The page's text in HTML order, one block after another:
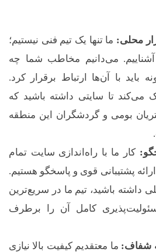
محلی: ما تنها یک تیم فنی نیستیم؛
آشناییم. می‌دانیم مخاطب شما چه
باید با آن‌ها ارتباط برقرار کرد.
می‌کند تا سایتی داشته باشید که
بومی و گردشگران این منطقه
کار ما با راه‌اندازی سایت تمام
پشتیبانی قوی و پاسخگو هستیم.
داشته باشید، تیم ما در سریع‌ترین
کامل آن را برطرف
شفاف: ما معتقدیم کیفیت بالا نیازی